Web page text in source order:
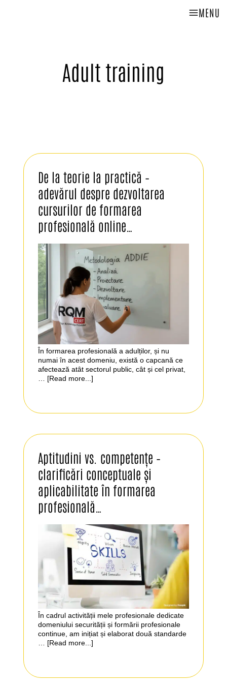
MENU
Adult training
De la teorie la practică –
adevărul despre dezvoltarea
cursurilor de formarea
profesională online…
În formarea profesională a adulților, și nu
numai în acest domeniu, există o capcană ce
afectează atât sectorul public, cât și cel privat,
[Read more...]
Aptitudini vs. competențe –
clarificări conceptuale și
aplicabilitate în formarea
profesională…
În cadrul activității mele profesionale dedicate
domeniului securității și formării profesionale
continue, am inițiat și elaborat două standarde
[Read more...]